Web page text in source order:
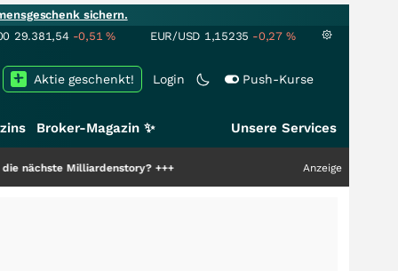
sichern.
29.381,54 -0,51% EUR/USD 1,15235 -0,27 %
Login Push-Kurse
Aktie geschenkt!
Broker-Magazin ✨ Unsere Services
+++ Anzeige